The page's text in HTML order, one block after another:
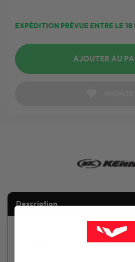
EXPÉDITION PRÉVUE ENTRE LE
AJOUTER AU
Description
Masque Cross Kenny Track